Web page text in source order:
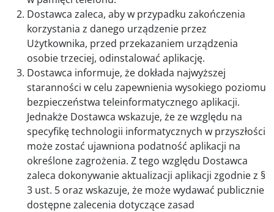
Dostawca zaleca, aby w przypadku zakończenia
korzystania z danego urządzenie przez
Użytkownika, przed przekazaniem urządzenia
osobie trzeciej, odinstalować aplikację.
Dostawca informuje, że dokłada najwyższej
staranności w celu zapewnienia wysokiego poziomu
bezpieczeństwa teleinformatycznego aplikacji.
Jednakże Dostawca wskazuje, że ze względu na
specyfikę technologii informatycznych w przyszłości
może zostać ujawniona podatność aplikacji na
określone zagrożenia. Z tego względu Dostawca
zaleca dokonywanie aktualizacji aplikacji zgodnie z §
3 ust. 5 oraz wskazuje, że może wydawać publicznie
dostępne zalecenia dotyczące zasad